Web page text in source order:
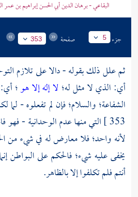
البقاعي - برهان الدين أبي الحسن إبراهيم بن عمر
جزء 5 صفحة 353
ثم علل ذلك بقوله - دالا على تلازم
أي: الذي لا مثل له؛ لا إله إلا هو؛
الشفاعة؛ والسلام؛ فإن لم تفعلوه -
353 ] التي منها عدم الوحدانية - فهو
لأنه واحد؛ فلا معارض له في شيء من
يخفى عليه شيء؛ فالحكم على البواطن
أنتم فلم تكلفوا إلا بالظاهر.